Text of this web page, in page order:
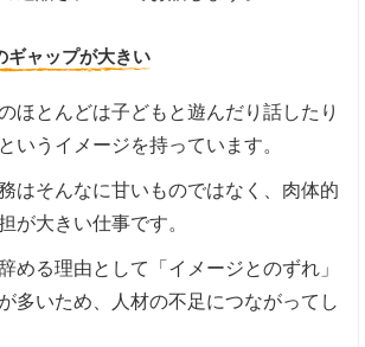
ギャップが大きい
ほとんどは子どもと遊んだり話したり
いうイメージを持っています。
はそんなに甘いものではなく、肉体的
が大きい仕事です。
める理由として「イメージとのずれ」
多いため、人材の不足につながってし